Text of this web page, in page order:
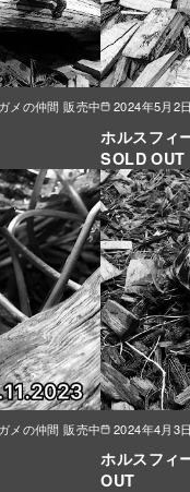
メの仲間 販売中 2024年5月2日
ホルスフィ
SOLD OUT
メの仲間 販売中 2024年4月3日
ホルスフィ
OUT